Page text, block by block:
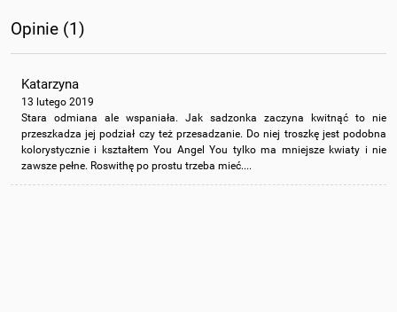
Opinie (1)
Katarzyna
13 lutego 2019
Stara odmiana ale wspaniała. Jak sadzonka zaczyna kwitnąć to nie
przeszkadza jej podział czy też przesadzanie. Do niej troszkę jest podobna
kolorystycznie i kształtem You Angel You tylko ma mniejsze kwiaty i nie
zawsze pełne. Roswithę po prostu trzeba mieć....